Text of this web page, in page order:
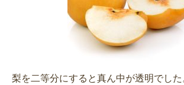
梨を二等分にすると真ん中が透明でした